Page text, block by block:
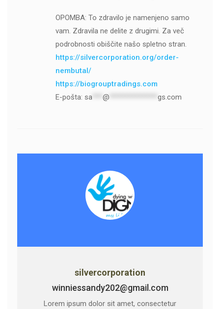
OPOMBA: To zdravilo je namenjeno samo
vam. Zdravila ne delite z drugimi. Za več
podrobnosti obiščite našo spletno stran.
https://silvercorporation.org/order-
nembutal/
https://biogrouptradings.com
E-pošta: sa*** @ gs.com
silvercorporation
winniessandy202@gmail.com
Lorem ipsum dolor sit amet, consectetur